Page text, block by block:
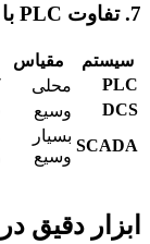
7. تفاوت PLC با DCS و SCADA
سیستم مقیاس
PLC
محلی
DCS
وسیع
SCADA
بسیار
وسیع
ابزار دقیق